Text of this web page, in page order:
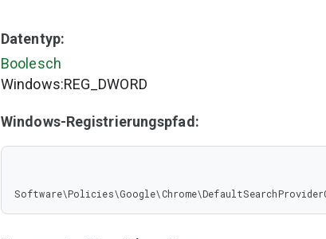
Datentyp:
Boolesch
Windows:REG_DWORD
Windows-Registrierungspfad: